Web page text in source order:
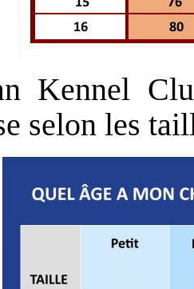
Kennel
selon les